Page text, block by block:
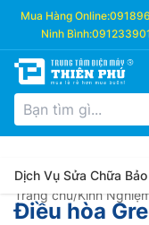
Mua Hàng Online:
Ninh Bình:
Dịch Vụ Sửa Chữa
Trang chủ/Kinh
Điều hòa